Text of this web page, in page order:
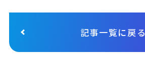
記事一覧に戻る